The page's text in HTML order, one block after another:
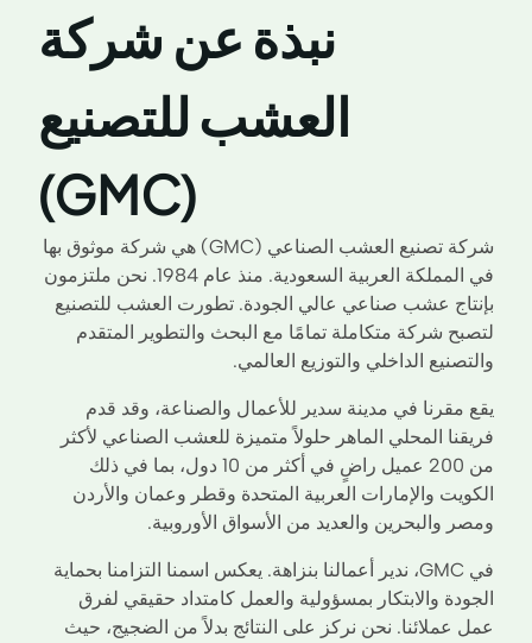
نبذة عن شركة
العشب للتصنيع
(GMC)
شركة تصنيع العشب الصناعي (GMC) هي شركة موثوق بها
في المملكة العربية السعودية. منذ عام 1984. نحن ملتزمون
بإنتاج عشب صناعي عالي الجودة. تطورت العشب للتصنيع
لتصبح شركة متكاملة تمامًا مع البحث والتطوير المتقدم
والتصنيع الداخلي والتوزيع العالمي.
يقع مقرنا في مدينة سدير للأعمال والصناعة، وقد قدم
فريقنا المحلي الماهر حلولاً متميزة للعشب الصناعي لأكثر
من 200 عميل راضٍ في أكثر من 10 دول، بما في ذلك
الكويت والإمارات العربية المتحدة وقطر وعمان والأردن
ومصر والبحرين والعديد من الأسواق الأوروبية.
في GMC، ندير أعمالنا بنزاهة. يعكس اسمنا التزامنا بحماية
الجودة والابتكار بمسؤولية والعمل كامتداد حقيقي لفرق
عمل عملائنا. نحن نركز على النتائج بدلاً من الضجيج، حيث